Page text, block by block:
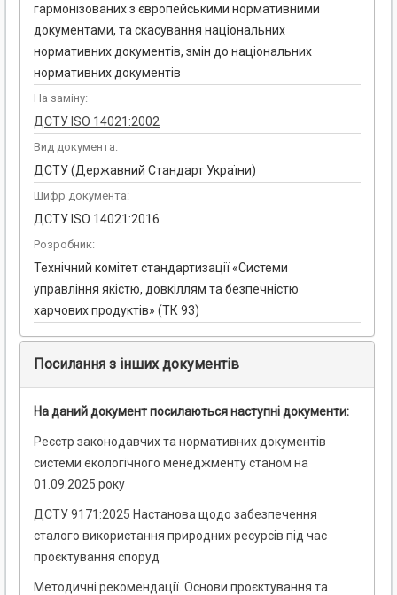
гармонізованих з європейськими нормативними
документами, та скасування національних
нормативних документів, змін до національних
нормативних документів
На заміну:
ДСТУ ISO 14021:2002
Вид документа:
ДСТУ (Державний Стандарт України)
Шифр документа:
ДСТУ ISO 14021:2016
Розробник:
Технічний комітет стандартизації «Системи
управління якістю, довкіллям та безпечністю
харчових продуктів» (ТК 93)
Посилання з інших документів
На даний документ посилаються наступні документи:
Реєстр законодавчих та нормативних документів
системи екологічного менеджменту станом на
01.09.2025 року
ДСТУ 9171:2025 Настанова щодо забезпечення
сталого використання природних ресурсів під час
проєктування споруд
Методичні рекомендації. Основи проєктування та